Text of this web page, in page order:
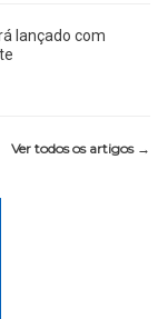
lançado com
Ver todos os artigos →